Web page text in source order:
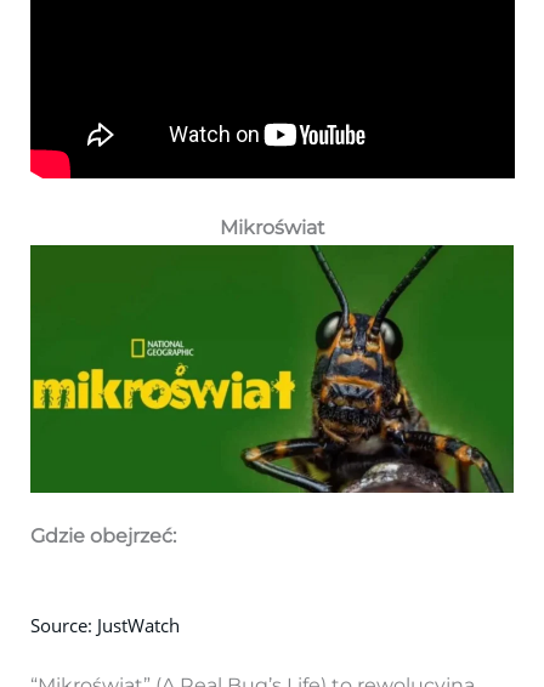
Mikroświat
Gdzie obejrzeć:
Source: JustWatch